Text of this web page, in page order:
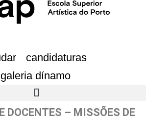
candidaturas
galeria dínamo
DOCENTES – MISSÕES DE